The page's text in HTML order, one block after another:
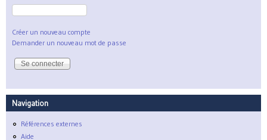
Créer un nouveau compte
Demander un nouveau mot de passe
Navigation
Références externes
Aide